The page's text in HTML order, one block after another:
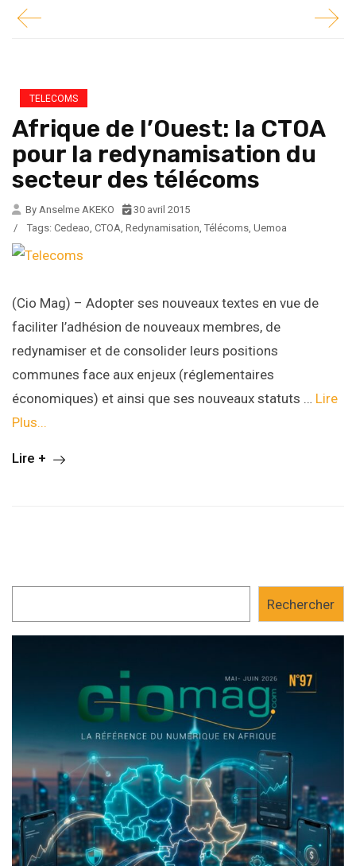
TELECOMS
Afrique de l’Ouest: la CTOA
pour la redynamisation du
secteur des télécoms
By Anselme AKEKO
30 avril 2015
/
Tags: Cedeao, CTOA, Redynamisation, Télécoms, Uemoa
(Cio Mag) – Adopter ses nouveaux textes en vue de
faciliter l’adhésion de nouveaux membres, de
redynamiser et de consolider leurs positions
communes face aux enjeux (réglementaires
économiques) et ainsi que ses nouveaux statuts … Lire
Plus...
Lire +
Rechercher